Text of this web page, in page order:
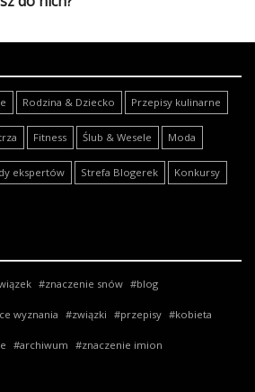
Rodzina & Dziecko Przepisy kulinarne
Fitness Ślub & Wesele Moda
ekspertów Strefa Blogerek Konkursy
znaczenie snów blog
wyznania związki przepisy kobieta
archiwum znaczenie imion